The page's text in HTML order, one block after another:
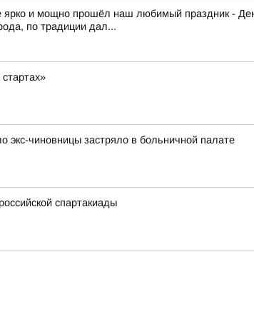
и мощно прошёл наш любимый праздник -
по традиции дал...
экс-чиновницы застряло в больничной палате
спартакиады